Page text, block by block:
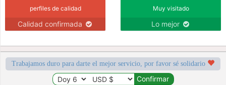
perfiles de calidad
Calidad confirmada
Muy visitado
Lo mejor
Trabajamos duro para darte el mejor servicio, por favor sé solidario